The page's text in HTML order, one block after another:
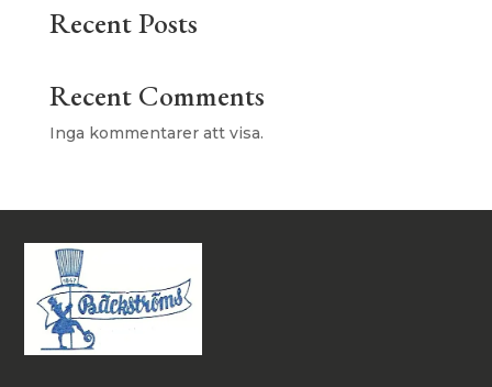
Recent Posts
Recent Comments
Inga kommentarer att visa.